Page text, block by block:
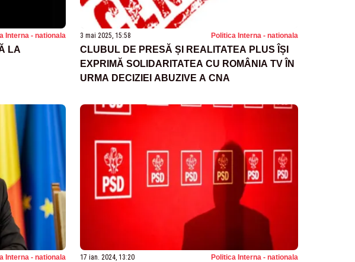
Interna - nationala
LA
3 mai 2025, 15:58 Politica Interna - nationala
CLUBUL DE PRESĂ ȘI REALITATEA PLUS ÎȘI
EXPRIMĂ SOLIDARITATEA CU ROMÂNIA TV ÎN
URMA DECIZIEI ABUZIVE A CNA
Interna - nationala 17 ian. 2024, 13:20 Politica Interna - nationala